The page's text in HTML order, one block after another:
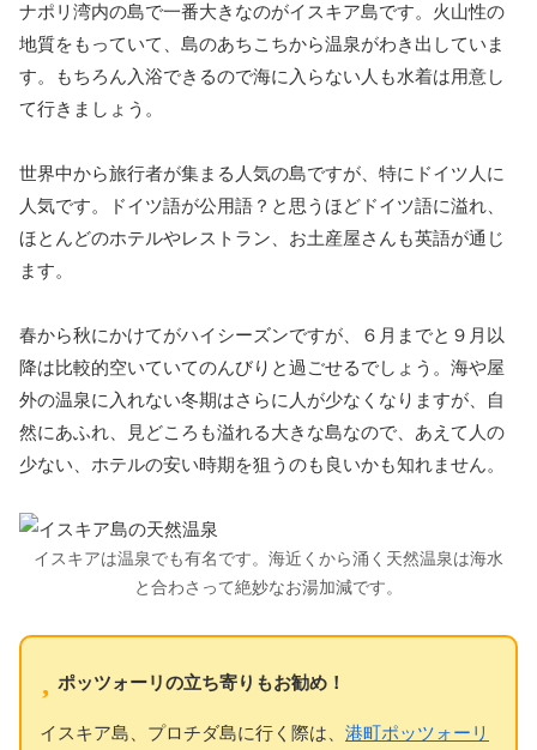
ナポリ湾内の島で一番大きなのがイスキア島です。火山性の
地質をもっていて、島のあちこちから温泉がわき出していま
す。もちろん入浴できるので海に入らない人も水着は用意し
て行きましょう。
世界中から旅行者が集まる人気の島ですが、特にドイツ人に
人気です。ドイツ語が公用語？と思うほどドイツ語に溢れ、
ほとんどのホテルやレストラン、お土産屋さんも英語が通じ
ます。
春から秋にかけてがハイシーズンですが、６月までと９月以
降は比較的空いていてのんびりと過ごせるでしょう。海や屋
外の温泉に入れない冬期はさらに人が少なくなりますが、自
然にあふれ、見どころも溢れる大きな島なので、あえて人の
少ない、ホテルの安い時期を狙うのも良いかも知れません。
イスキアは温泉でも有名です。海近くから涌く天然温泉は海水
と合わさって絶妙なお湯加減です。
ポッツォーリの立ち寄りもお勧め！
イスキア島、プロチダ島に行く際は、 港町ポッツォーリ